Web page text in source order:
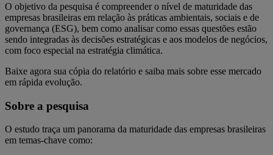
O objetivo da pesquisa é compreender o nível de maturidade das
empresas brasileiras em relação às práticas ambientais, sociais e de
governança (ESG), bem como analisar como essas questões estão
sendo integradas às decisões estratégicas e aos modelos de negócios,
com foco especial na estratégia climática.
Baixe agora sua cópia do relatório e saiba mais sobre esse mercado
em rápida evolução.
Sobre a pesquisa
O estudo traça um panorama da maturidade das empresas brasileiras
em temas-chave como: